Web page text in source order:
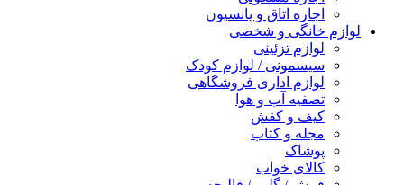
اجاره اتاق و پانسیون
لوازم خانگی و شخصی
لوازم تزئینی
سیسمونی / لوازم کودک
لوازم اداری فروشگاهی
تصفیه آب و هوا
کیف و کفش
مجله و کتاب
پوشاک
کالای خواب